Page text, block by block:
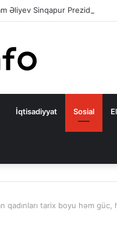
Əliyev Sinqapur Prezidentini
İqtisadiyyat Sosial
qadınları tarix boyu həm